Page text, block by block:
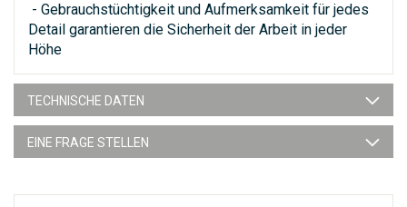
- Gebrauchstüchtigkeit und Aufmerksamkeit für jedes
Detail garantieren die Sicherheit der Arbeit in jeder
Höhe
TECHNISCHE DATEN
EINE FRAGE STELLEN